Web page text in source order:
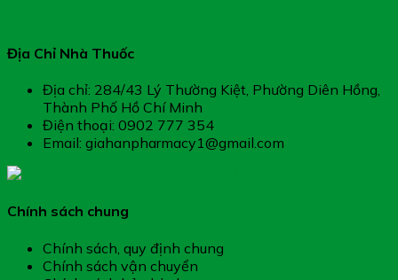
Địa Chỉ Nhà Thuốc
Địa chỉ: 284/43 Lý Thường Kiệt, Phường Diên Hồng,
Thành Phố Hồ Chí Minh
Điện thoại: 0902 777 354
Email: giahanpharmacy1@gmail.com
Chính sách chung
Chính sách, quy định chung
Chính sách vận chuyển